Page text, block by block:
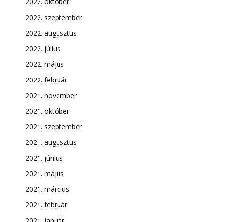
2022. szeptember
2022. augusztus
2022. július
2022. május
2022. február
2021. november
2021. október
2021. szeptember
2021. augusztus
2021. június
2021. május
2021. március
2021. február